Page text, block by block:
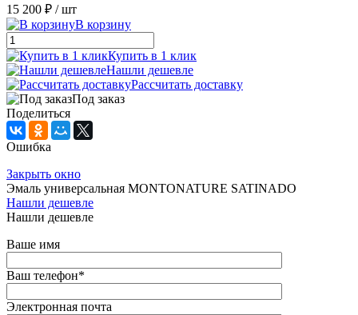
15 200 ₽ / шт
В корзину
Купить в 1 клик
Нашли дешевле
Рассчитать доставку
Под заказ
Поделиться
Ошибка
Закрыть окно
Эмаль универсальная MONTONATURE SATINADO
Нашли дешевле
Нашли дешевле
Ваше имя
Ваш телефон*
Электронная почта